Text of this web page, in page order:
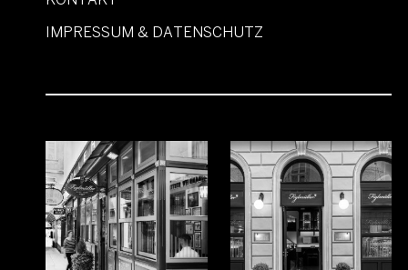
IMPRESSUM & DATENSCHUTZ